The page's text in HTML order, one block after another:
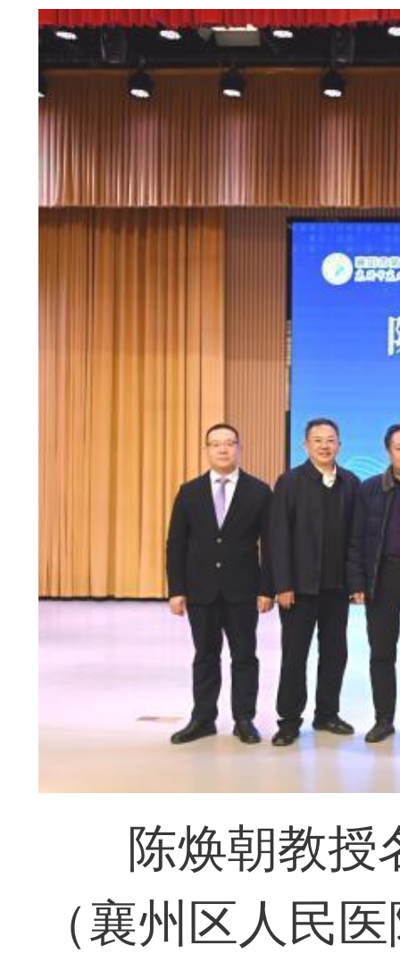
陈焕朝教授
（襄州区人民